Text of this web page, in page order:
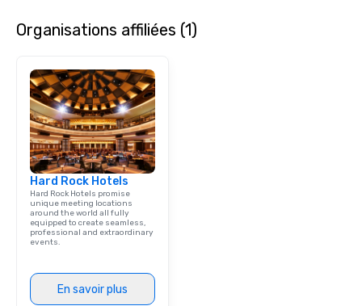
Organisations affiliées (1)
Hard Rock Hotels
Hard Rock Hotels promise
unique meeting locations
around the world all fully
equipped to create seamless,
professional and extraordinary
events.
En savoir plus